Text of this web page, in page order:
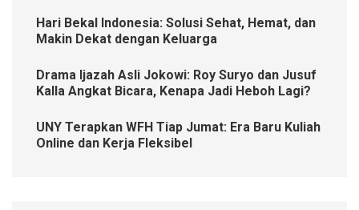
Hari Bekal Indonesia: Solusi Sehat, Hemat, dan
Makin Dekat dengan Keluarga
Drama Ijazah Asli Jokowi: Roy Suryo dan Jusuf
Kalla Angkat Bicara, Kenapa Jadi Heboh Lagi?
UNY Terapkan WFH Tiap Jumat: Era Baru Kuliah
Online dan Kerja Fleksibel